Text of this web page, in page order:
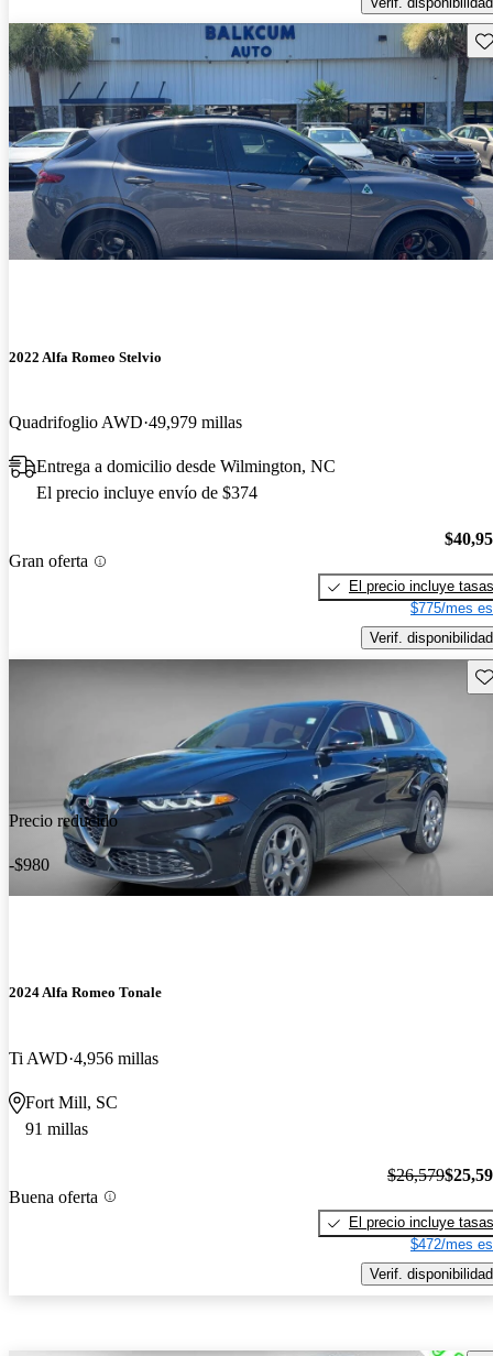
2022 Alfa Romeo Stelvio
Quadrifoglio AWD 49,979 millas
Entrega a domicilio desde Wilmington, NC
El precio incluye envío de $374
Gran oferta
El precio incluye tasas
$775/mes
Verif. disponibilidad
Precio reducido
-$980
2024 Alfa Romeo Tonale
Ti AWD 4,956 millas
Fort Mill, SC
91 millas
Buena oferta
$26,579
El precio incluye tasas
$472/mes
Verif. disponibilidad